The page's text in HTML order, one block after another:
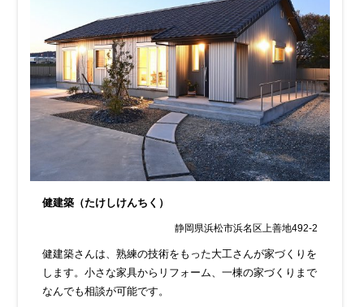
健建築（たけしけんちく）
静岡県浜松市浜名区上善地492-2
健建築さんは、熟練の技術をもった大工さんが家づくりを
します。小さな家具からリフォーム、一棟の家づくりまで
なんでも相談が可能です。